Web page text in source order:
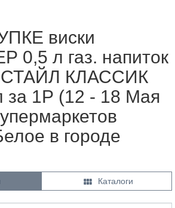
виски
0,5 л газ. напиток
КЛАССИК
за 1Р (12 - 18 Мая
в городе
 Каталоги